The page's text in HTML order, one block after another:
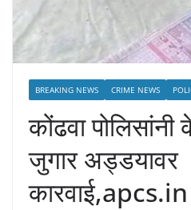
BREAKING NEWS CRIME NEWS
कोंढवा
जुगार अड्डयावर
कारवाई,apcs.in